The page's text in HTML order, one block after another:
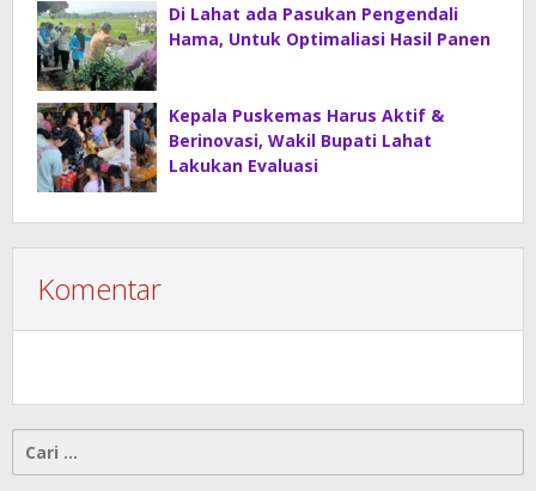
Di Lahat ada Pasukan Pengendali
Hama, Untuk Optimaliasi Hasil Panen
Kepala Puskemas Harus Aktif &
Berinovasi, Wakil Bupati Lahat
Lakukan Evaluasi
Komentar
untuk: